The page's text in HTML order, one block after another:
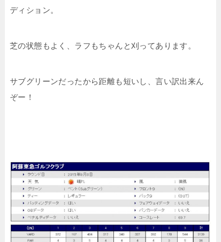
ディション。
芝の状態もよく、ラフもちゃんと刈ってあります。
サブグリーンだったから距離も短いし、言い訳出来ん
ぞー！